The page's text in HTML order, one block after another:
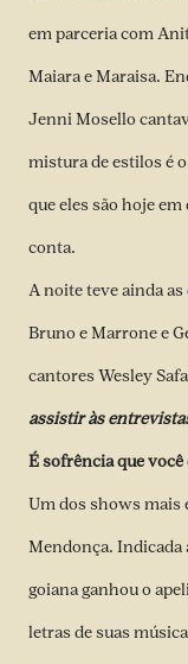
em parceria com
Maiara e Maraisa.
Jenni Mosello
mistura de estilos é
que eles são hoje
conta.
A noite teve ainda
Bruno e Marrone e
cantores Wesley
assistir às
É sofrência que você
Um dos shows mais
Mendonça. Indicada
goiana ganhou o
letras de suas